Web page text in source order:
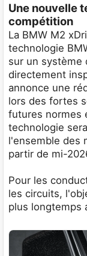
Une nouvelle
compétition
La BMW M2
technologie
sur un système
directement
annonce une
lors des fortes
futures normes
technologie
l'ensemble des
partir de mi-
Pour les
les circuits,
plus longtemps